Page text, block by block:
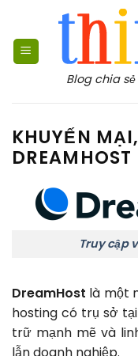
dung
Blog chia
KHUYẾN
DREAMHOST
Truy cập
DreamHost là một
hosting có trụ sở
trữ mạnh mẽ và
lẫn doanh nghiệp.